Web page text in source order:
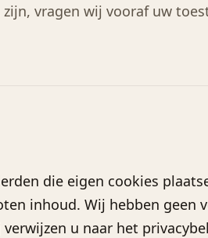
vragen wij vooraf uw
die eigen cookies
inhoud. Wij hebben geen
u naar het